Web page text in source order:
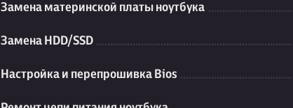
Замена материнской платы ноутбука
Замена HDD/SSD
Настройка и перепрошивка Bios